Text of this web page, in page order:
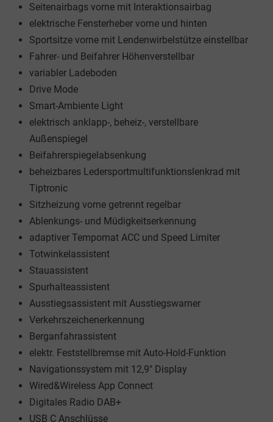
Seitenairbags vorne mit Interaktionsairbag
elektrische Fensterheber vorne und hinten
Sportsitze vorne mit Lendenwirbelstütze einstellbar
Fahrer- und Beifahrer Höhenverstellbar
variabler Ladeboden
Drive Mode
Smart-Ambiente Light
elektrisch anklapp-, beheiz-, verstellbare
Außenspiegel
Beifahrerspiegelabsenkung
beheizbares Ledersportmultifunktionslenkrad mit
Tiptronic
Sitzheizung vorne getrennt regelbar
Ablenkungs- und Müdigkeitserkennung
adaptiver Tempomat ACC und Speed Limiter
Totwinkelassistent
Stauassistent
Spurhalteassistent
Ausstiegsassistent mit Ausstiegswarner
Verkehrszeichenerkennung
Berganfahrassistent
elektr. Feststellbremse mit Auto-Hold-Funktion
Navigationssystem mit 12,9" Display
Wired&Wireless App Connect
Digitales Radio DAB+
USB C Anschlüsse